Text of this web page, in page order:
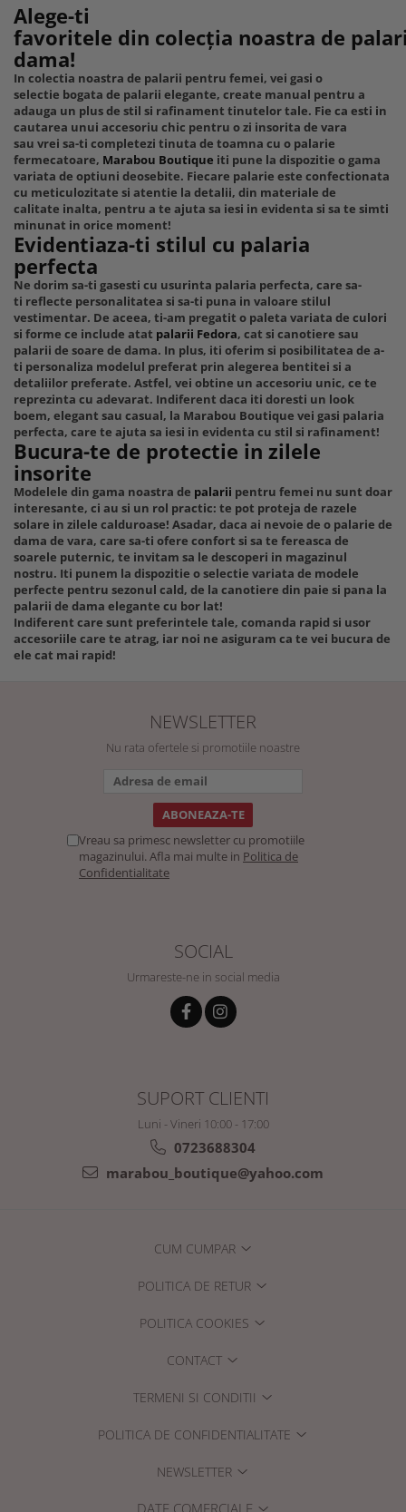
Alege-ti
favoritele din colecția noastra de
dama!
In colectia noastra de palarii pentru femei, vei gasi o
selectie bogata de palarii elegante, create manual pentru a
adauga un plus de stil si rafinament tinutelor tale. Fie ca esti in
cautarea unui accesoriu chic pentru o zi insorita de vara
sau vrei sa-ti completezi tinuta de toamna cu o palarie
fermecatoare, Marabou Boutique iti pune la dispozitie o gama
variata de optiuni deosebite. Fiecare palarie este confectionata
cu meticulozitate si atentie la detalii, din materiale de
calitate inalta, pentru a te ajuta sa iesi in evidenta si sa te simti
minunat in orice moment!
Evidentiaza-ti stilul cu palaria
perfecta
Ne dorim sa-ti gasesti cu usurinta palaria perfecta, care sa-
ti reflecte personalitatea si sa-ti puna in valoare stilul
vestimentar. De aceea, ti-am pregatit o paleta variata de culori
si forme ce include atat palarii Fedora, cat si canotiere sau
palarii de soare de dama. In plus, iti oferim si posibilitatea de a-
ti personaliza modelul preferat prin alegerea bentitei si a
detaliilor preferate. Astfel, vei obtine un accesoriu unic, ce te
reprezinta cu adevarat. Indiferent daca iti doresti un look
boem, elegant sau casual, la Marabou Boutique vei gasi palaria
perfecta, care te ajuta sa iesi in evidenta cu stil si rafinament!
Bucura-te de protectie in zilele
insorite
Modelele din gama noastra de palarii pentru femei nu sunt doar
interesante, ci au si un rol practic: te pot proteja de razele
solare in zilele calduroase! Asadar, daca ai nevoie de o palarie de
dama de vara, care sa-ti ofere confort si sa te fereasca de
soarele puternic, te invitam sa le descoperi in magazinul
nostru. Iti punem la dispozitie o selectie variata de modele
perfecte pentru sezonul cald, de la canotiere din paie si pana la
palarii de dama elegante cu bor lat!
Indiferent care sunt preferintele tale, comanda rapid si usor
accesoriile care te atrag, iar noi ne asiguram ca te vei bucura de
ele cat mai rapid!
NEWSLETTER
Nu rata ofertele si promotiile noastre
Vreau sa primesc newsletter cu promotiile
magazinului. Afla mai multe in Politica de
Confidentialitate
SOCIAL
Urmareste-ne in social media
SUPORT CLIENTI
Luni - Vineri 10:00 - 17:00
0723688304
marabou_boutique@yahoo.com
CUM CUMPAR
POLITICA DE RETUR
POLITICA COOKIES
CONTACT
TERMENI SI CONDITII
POLITICA DE CONFIDENTIALITATE
NEWSLETTER
DATE COMERCIALE